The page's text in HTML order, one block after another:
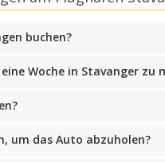
buchen?
Woche in Stavanger zu
um das Auto abzuholen?